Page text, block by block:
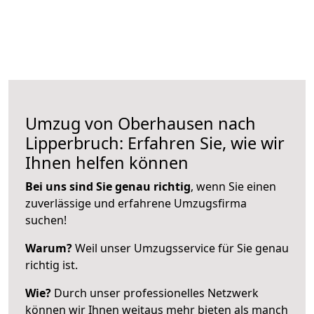
Umzug von Oberhausen nach
Lipperbruch: Erfahren Sie, wie wir
Ihnen helfen können
Bei uns sind Sie genau richtig, wenn Sie einen
zuverlässige und erfahrene Umzugsfirma
suchen!
Warum?Weil unser Umzugsservice für Sie genau
richtig ist.
Wie? Durch unser professionelles Netzwerk
können wir Ihnen weitaus mehr bieten als manch